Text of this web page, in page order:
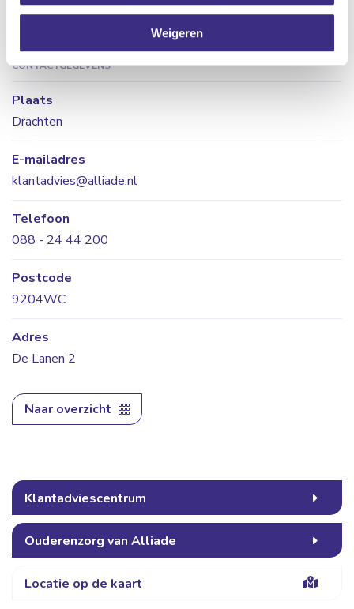
Weigeren
CONTACTGEGEVENS
Plaats
Drachten
E-mailadres
klantadvies@alliade.nl
Telefoon
088 - 24 44 200
Postcode
9204WC
Adres
De Lanen 2
Naar overzicht
Klantadviescentrum
Ouderenzorg van Alliade
Locatie op de kaart